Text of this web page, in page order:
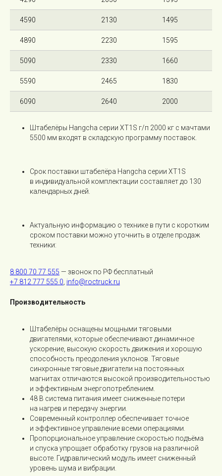
4590 2130 1495
4890 2230 1595
5090 2330 1660
5590 2465 1830
6090 2640 2000
Штабелёры Hangcha серии XT1S г/п 2000 кг с мачтами
5500 мм входят в складскую программу поставок.
Срок поставки штабелёра Hangcha серии XT1S
в индивидуальной комплектации составляет до 130
календарных дней.
Актуальную информацию о технике в пути с коротким
сроком поставки можно уточнить в отделе продаж
техники:
8 800 70 77 555 — звонок по РФ бесплатный
+7 812 777 555 0, info@roctruck.ru
Производительность
Штабелёры оснащены мощными тяговыми
двигателями, которые обеспечивают динамичное
ускорение, высокую скорость движения и хорошую
способность преодоления уклонов. Тяговые
синхронные тяговые двигатели на постоянных
магнитах отличаются высокой производительностью
и эффективным энергопотреблением.
48 В система питания имеет сниженные потери
на нагрев и передачу энергии.
Современный контроллер обеспечивает точное
и эффективное управление всеми операциями.
Пропорциональное управление скоростью подъёма
и спуска упрощает обработку грузов на различной
высоте. Гидравлический модуль имеет сниженный
уровень шума и вибрации.